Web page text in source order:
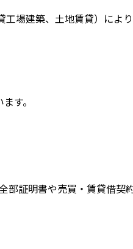
場建築、土地賃貸）によ
す。
部証明書や売買・賃貸借契